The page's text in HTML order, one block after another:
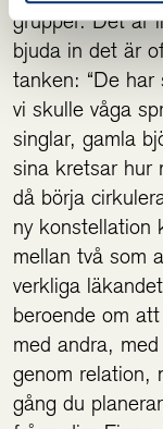
grupper. Det är
bjuda in det är
tanken: “De
vi skulle våga
singlar, gamla
sina kretsar hur
då börja
ny konstellation
mellan två som
verkliga
beroende om
med andra,
genom relation,
gång du